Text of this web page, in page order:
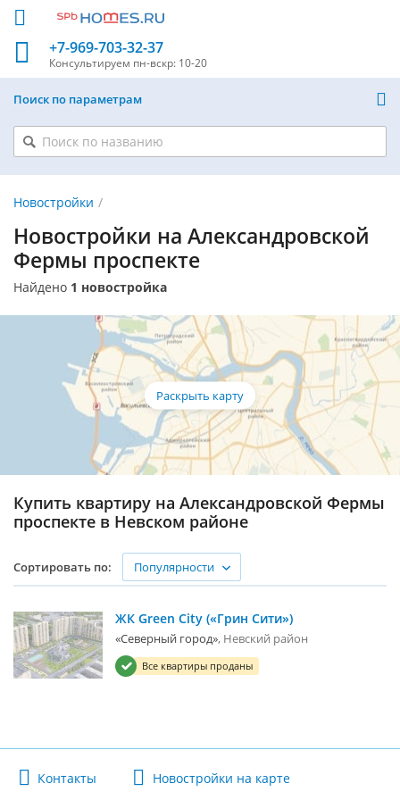
+7-969-703-32-37
Консультируем пн-вскр: 10-20
Поиск по параметрам
Новостройки
Новостройки на Александровской
Фермы проспекте
Найдено 1 новостройка
Купить квартиру на Александровской Фермы
проспекте в Невском районе
Сортировать по: Популярности
ЖК Green City («Грин Сити»)
«Северный город» Невский район
Все квартиры проданы
Контакты Новостройки на карте